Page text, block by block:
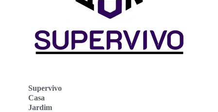
Supervivo
Casa
Jardim